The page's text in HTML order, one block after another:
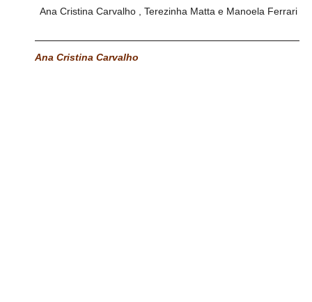
Ana Cristina Carvalho , Terezinha Matta e Manoela Ferrari
Ana Cristina Carvalho